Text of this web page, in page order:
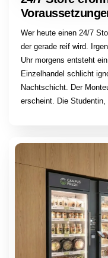
Wer heute einen 24/7
der gerade reif wird.
Uhr morgens entsteht
Einzelhandel schlicht
Nachtschicht. Der
erscheint. Die